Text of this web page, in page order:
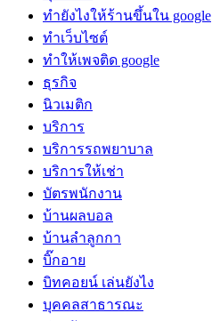
ทํายังไงให้ร้านขึ้นใน google
ทําเว็บไซต์
ทําให้เพจติด google
ธุรกิจ
นิวเมติก
บริการ
บริการรถพยาบาล
บริการให้เช่า
บัตรพนักงาน
บ้านผลบอล
บ้านลำลูกกา
บิ๊กอาย
บิทคอยน์ เล่นยังไง
บุคคลสาธารณะ